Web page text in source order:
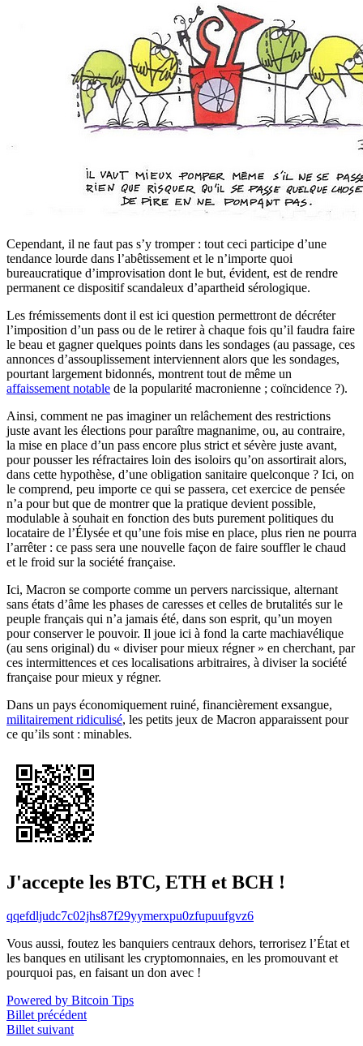
Cependant, il ne faut pas s’y tromper : tout ceci participe d’une
tendance lourde dans l’abêtissement et le n’importe quoi
bureaucratique d’improvisation dont le but, évident, est de rendre
permanent ce dispositif scandaleux d’apartheid sérologique.
Les frémissements dont il est ici question permettront de décréter
l’imposition d’un pass ou de le retirer à chaque fois qu’il faudra faire
le beau et gagner quelques points dans les sondages (au passage, ces
annonces d’assouplissement interviennent alors que les sondages,
pourtant largement bidonnés, montrent tout de même un
affaissement notable de la popularité macronienne ; coïncidence ?).
Ainsi, comment ne pas imaginer un relâchement des restrictions
juste avant les élections pour paraître magnanime, ou, au contraire,
la mise en place d’un pass encore plus strict et sévère juste avant,
pour pousser les réfractaires loin des isoloirs qu’on assortirait alors,
dans cette hypothèse, d’une obligation sanitaire quelconque ? Ici, on
le comprend, peu importe ce qui se passera, cet exercice de pensée
n’a pour but que de montrer que la pratique devient possible,
modulable à souhait en fonction des buts purement politiques du
locataire de l’Élysée et qu’une fois mise en place, plus rien ne pourra
l’arrêter : ce pass sera une nouvelle façon de faire souffler le chaud
et le froid sur la société française.
Ici, Macron se comporte comme un pervers narcissique, alternant
sans états d’âme les phases de caresses et celles de brutalités sur le
peuple français qui n’a jamais été, dans son esprit, qu’un moyen
pour conserver le pouvoir. Il joue ici à fond la carte machiavélique
(au sens original) du « diviser pour mieux régner » en cherchant, par
ces intermittences et ces localisations arbitraires, à diviser la société
française pour mieux y régner.
Dans un pays économiquement ruiné, financièrement exsangue,
militairement ridiculisé, les petits jeux de Macron apparaissent pour
ce qu’ils sont : minables.
J'accepte les BTC, ETH et BCH !
qqefdljudc7c02jhs87f29yymerxpu0zfupuufgvz6
Vous aussi, foutez les banquiers centraux dehors, terrorisez l’État et
les banques en utilisant les cryptomonnaies, en les promouvant et
pourquoi pas, en faisant un don avec !
Powered by Bitcoin Tips
Billet précédent
Billet suivant